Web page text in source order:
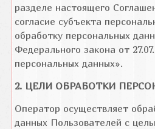
разделе настоящего
согласие субъекта
обработку персональных
Федерального закона от
персональных данных».
2. ЦЕЛИ ОБРАБОТКИ
Оператор осуществляет
данных Пользователей с